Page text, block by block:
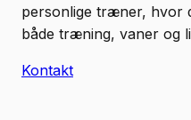
personlige træner, hvor
både træning, vaner og
Kontakt